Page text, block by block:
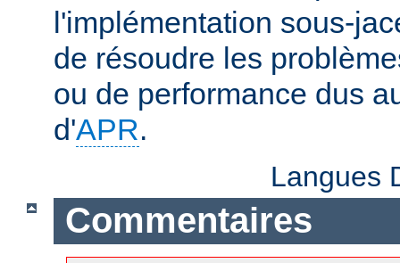
l'implémentation sous-
de résoudre les
ou de performance dus
d'APR.
Langues
Commentaires